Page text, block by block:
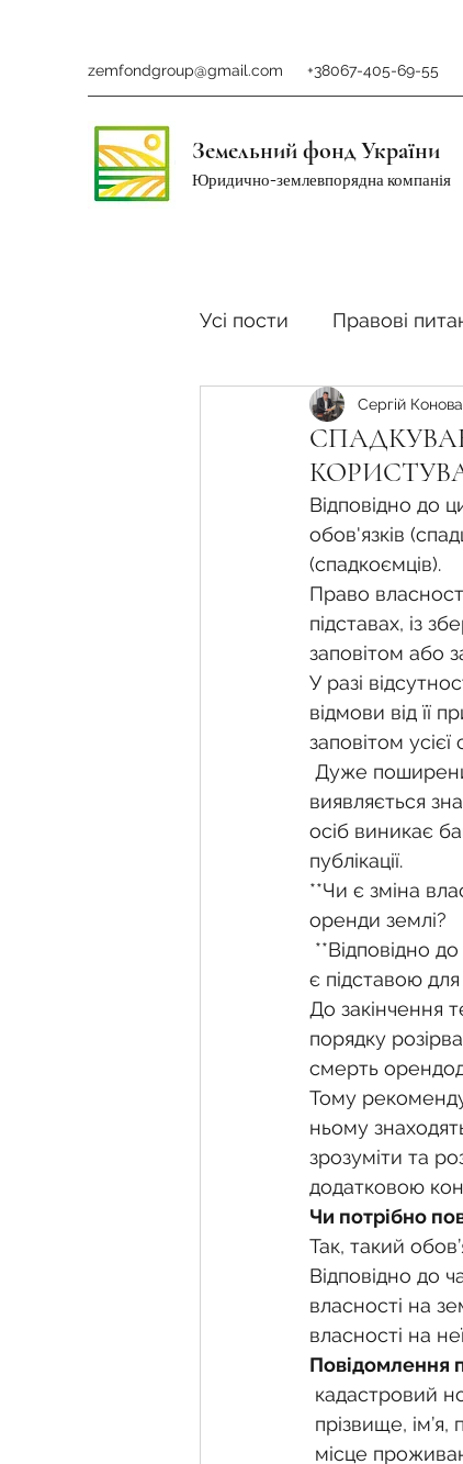
zemfondgroup@gmail.com +38067-405-69-55
Земельний фонд України
Юридично-землевпорядна компанія
Усі пости Правові
Ринок землі
Фермерське
Новини земельного
Нормативно-грошова
Сервітут
Загальні правові
Сергій
Відповідно до
обов'язків
(спадкоємців).
Право
підставах, із
заповітом або
У разі
відмови від її
заповітом
виявляється
осіб виникає
публікації.
**Чи є зміна
оренди землі?
є підставою
До закінчення
порядку
смерть
Тому
ньому
зрозуміти та
додатковою
Чи потрібно
Так, такий
Відповідно до
власності на
власності на
Повідомлення
кадастровий
прізвище,
місце